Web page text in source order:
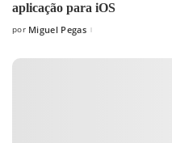
aplicação para iOS
Posted
por Miguel Pegas